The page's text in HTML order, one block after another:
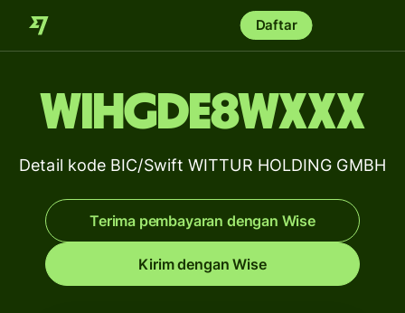
Daftar
WIHGDE8WXXX
Detail kode BIC/Swift WITTUR HOLDING GMBH
Terima pembayaran dengan Wise
Kirim dengan Wise